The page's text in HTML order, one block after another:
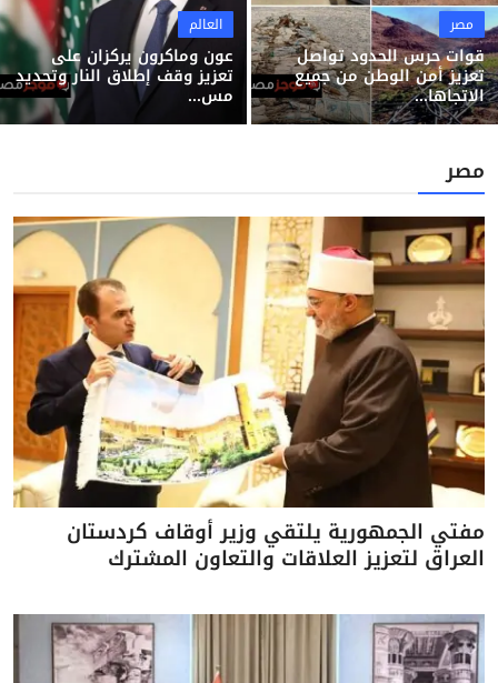
مصر
قوات حرس الحدود تواصل
تعزيز أمن الوطن من جميع
الاتجاها...
العالم
عون وماكرون يركزان على
تعزيز وقف إطلاق النار وتحديد
مس...
مصر
مفتي الجمهورية يلتقي وزير أوقاف كردستان
العراق لتعزيز العلاقات والتعاون المشترك